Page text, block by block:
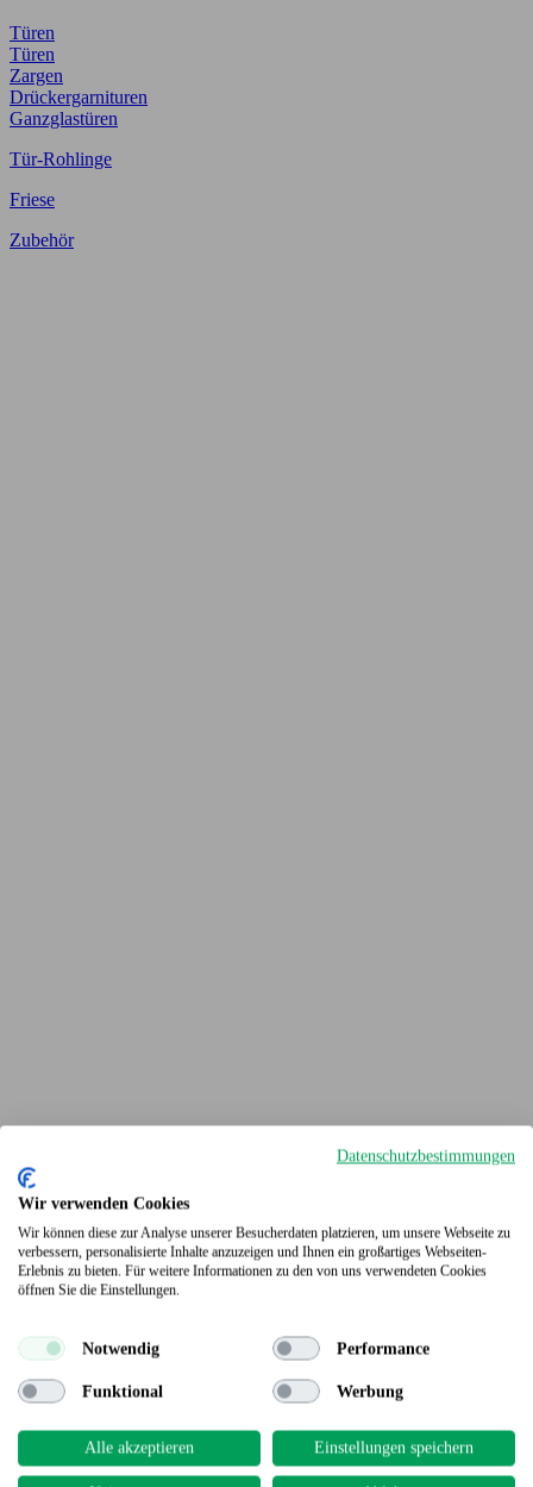
Türen
Türen
Zargen
Drückergarnituren
Ganzglastüren
Tür-Rohlinge
Friese
Zubehör
Terrassendielen
Datenschutzbestimmungen
Wir verwenden Cookies
Wir können diese zur Analyse unserer Besucherdaten platzieren, um unsere Webseite zu
verbessern, personalisierte Inhalte anzuzeigen und Ihnen ein großartiges Webseiten-
Erlebnis zu bieten. Für weitere Informationen zu den von uns verwendeten Cookies
öffnen Sie die Einstellungen.
Notwendig Performance
Funktional Werbung
Alle akzeptieren Einstellungen speichern